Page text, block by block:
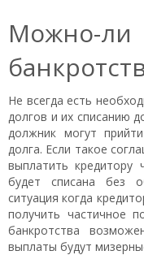
Можно-
Не всегда есть
долгов и их списанию
должник могут
долга. Если такое
выплатить кредитору
будет списана без
ситуация когда
получить частичное
банкротства
выплаты будут